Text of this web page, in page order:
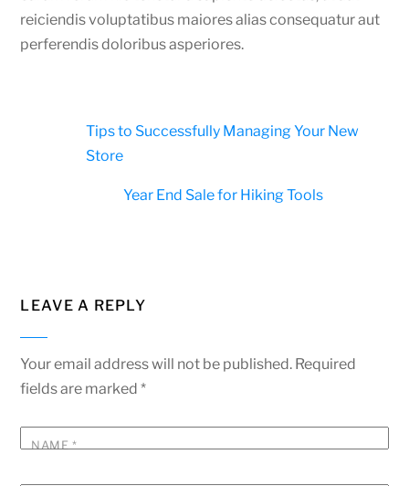
reiciendis voluptatibus maiores alias consequatur aut
perferendis doloribus asperiores.
Tips to Successfully Managing Your New
Store
Year End Sale for Hiking Tools
LEAVE A REPLY
Your email address will not be published. Required
fields are marked*
NAME*